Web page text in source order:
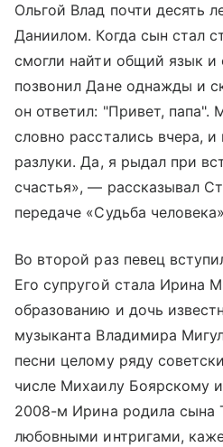
Ольгой Влад почти десять
Даниилом. Когда сын стал
смогли найти общий язык и
позвонил Дане однажды и
он ответил: "Привет, папа".
словно расстались вчера,
разлуки. Да, я рыдал при
счастья», — рассказывал
передаче «Судьба
Во второй раз певец
Его супругой стала Ирина
образованию и дочь
музыканта Владимира
песни целому ряду
числе Михаилу Боярскому
2008-м Ирина родила сына
любовными интригами,